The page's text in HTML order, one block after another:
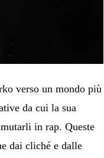
verso un mondo più
da cui la sua
in rap. Queste
dai cliché e dalle